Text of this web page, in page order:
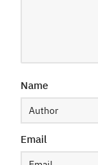
Name
Email